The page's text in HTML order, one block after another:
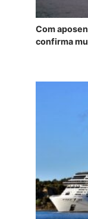
Com
confirma